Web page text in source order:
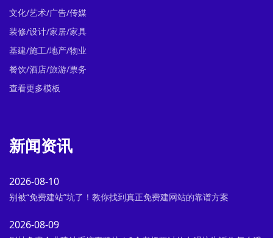
文化/艺术/广告/传媒
装修/设计/家居/家具
基建/施工/地产/物业
餐饮/酒店/旅游/票务
查看更多模板
新闻资讯
2026-08-10
别被“免费建站”坑了！教你找到真正免费建网站的靠谱方案
2026-08-09